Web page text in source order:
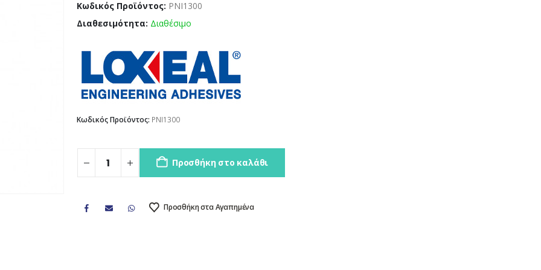
Κωδικός Προϊόντος: PNI1300
Διαθεσιμότητα: Διαθέσιμο
Κωδικός Προϊόντος: PNI1300
Προσθήκη στο καλάθι
Προσθήκη στα Αγαπημένα